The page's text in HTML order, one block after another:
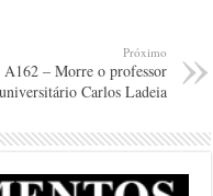
Próximo
A162 – Morre o professor
universitário Carlos Ladeia